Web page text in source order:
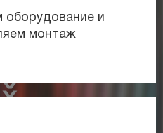
оборудование и
монтаж